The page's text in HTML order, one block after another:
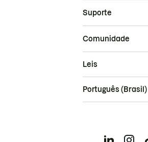
Suporte
Comunidade
Leis
Português (Brasil)